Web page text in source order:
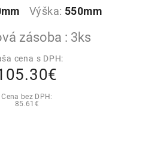
Výška: 550mm
zásoba : 3ks
cena s DPH:
Cena bez DPH:
85.61€